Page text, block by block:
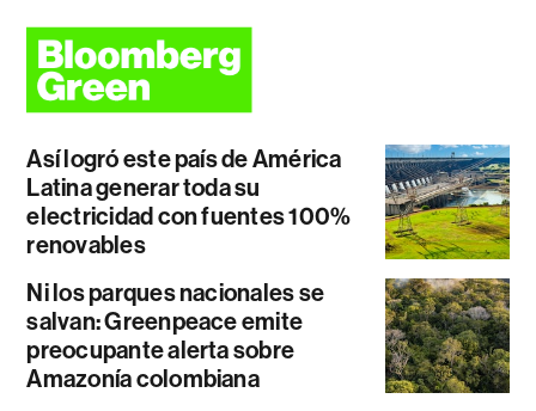
Así logró este país de América
Latina generar toda su
electricidad con fuentes 100%
renovables
Ni los parques nacionales se
salvan: Greenpeace emite
preocupante alerta sobre
Amazonía colombiana